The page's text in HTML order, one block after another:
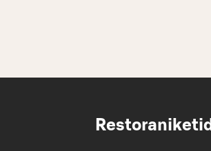
Restoraniketid